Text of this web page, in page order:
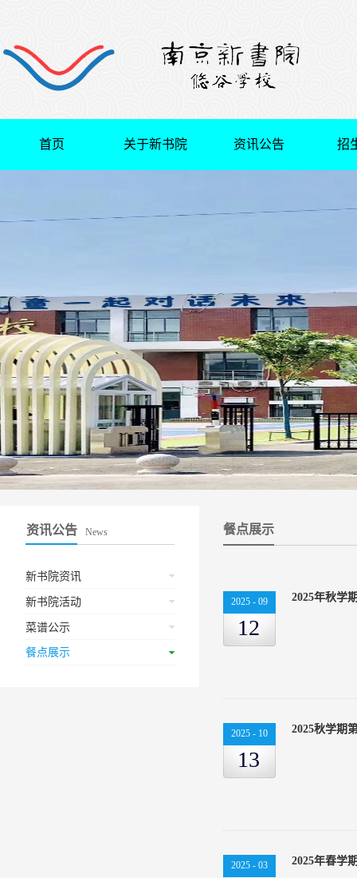
首页 关于新书院 资讯公告 招
资讯公告 News
新书院资讯
新书院活动
菜谱公示
餐点展示
餐点展示
2025 - 09
12
2025年秋学
2025 - 10
13
2025秋学期
2025 - 03 2025年春学